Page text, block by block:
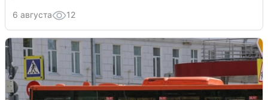
6 августа 12